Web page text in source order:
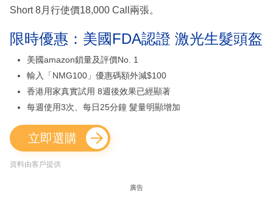
Short 8月行使價18,000 Call兩張。
限時優惠：美國FDA認證 激光生髮頭盔
美國amazon鎖量及評價No. 1
輸入「NMG100」優惠碼額外減$100
香港用家真實試用 8週後效果已經顯著
每週使用3次、每日25分鐘 髮量明顯增加
立即選購
資料由客戶提供
廣告